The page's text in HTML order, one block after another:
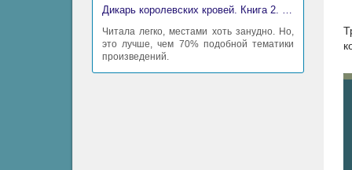
Дикарь королевских кровей. Книга 2. Леди-фаворитка - Анна Сергеевна Гаврилова
Читала легко, местами хоть занудно. Но,
это лучше, чем 70% подобной тематики
произведений.